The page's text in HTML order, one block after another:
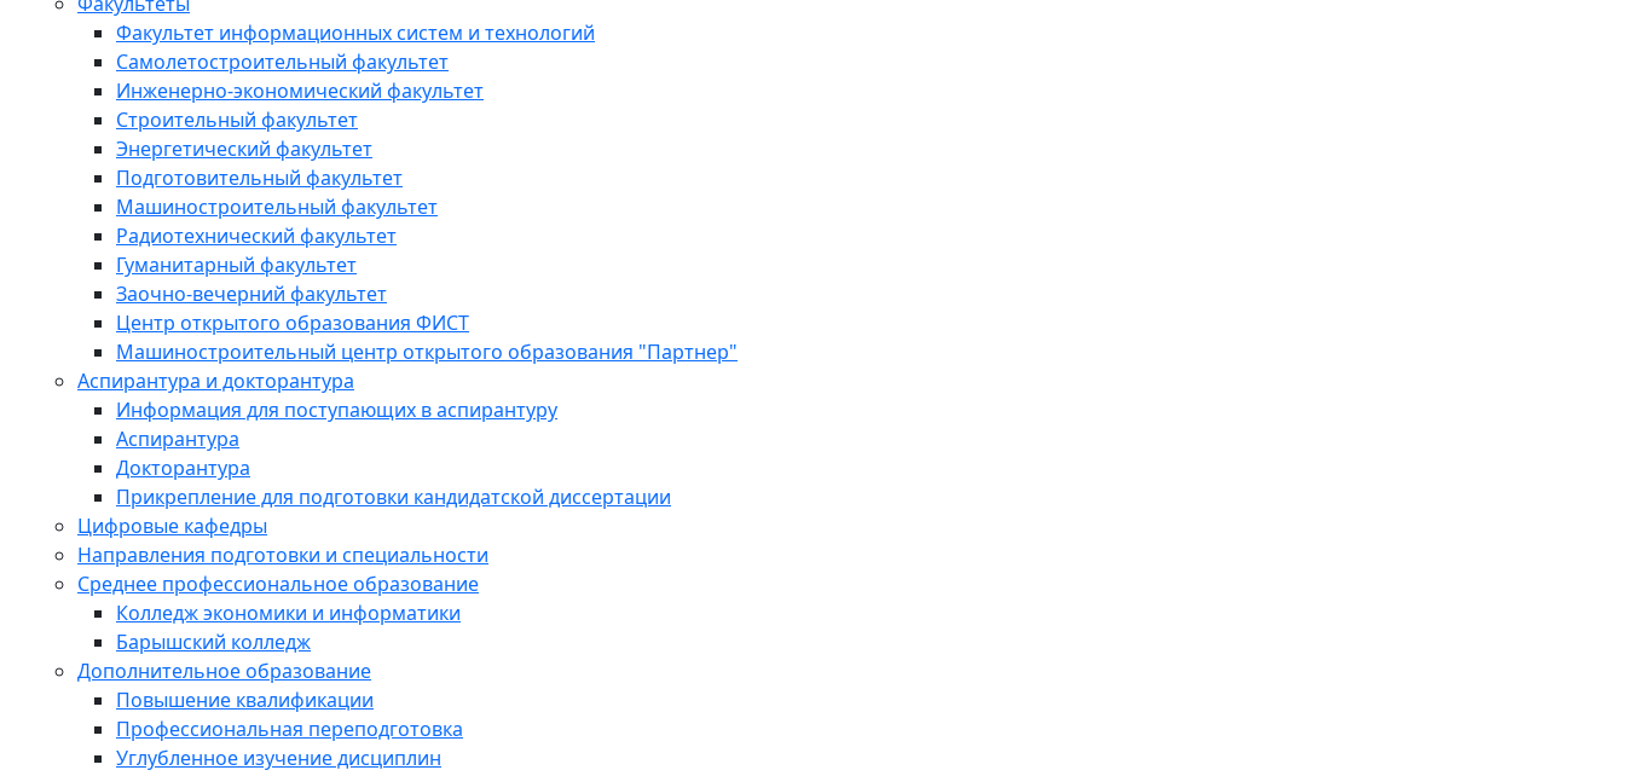
Факультет информационных систем и технологий
Самолетостроительный факультет
Инженерно-экономический факультет
Строительный факультет
Энергетический факультет
Подготовительный факультет
Машиностроительный факультет
Радиотехнический факультет
Гуманитарный факультет
Заочно-вечерний факультет
Центр открытого образования ФИСТ
Машиностроительный центр открытого образования "Партнер"
Аспирантура и докторантура
Информация для поступающих в аспирантуру
Аспирантура
Докторантура
Прикрепление для подготовки кандидатской диссертации
Цифровые кафедры
Направления подготовки и специальности
Среднее профессиональное образование
Колледж экономики и информатики
Барышский колледж
Дополнительное образование
Повышение квалификации
Профессиональная переподготовка
Углубленное изучение дисциплин